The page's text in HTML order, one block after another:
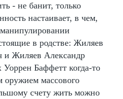
- не банит, только
настаивает, в чем,
в родстве: Жиляев
Жиляев Александр
Баффетт когда-то
массового
счету жить можно